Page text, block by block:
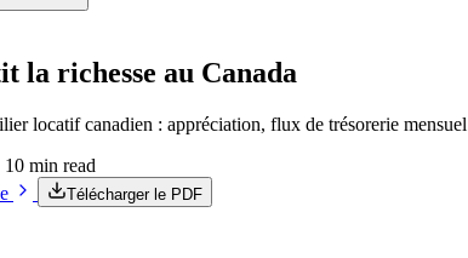
la richesse au Canada
locatif canadien : appréciation, flux de trésorerie
10 min read
Télécharger le PDF